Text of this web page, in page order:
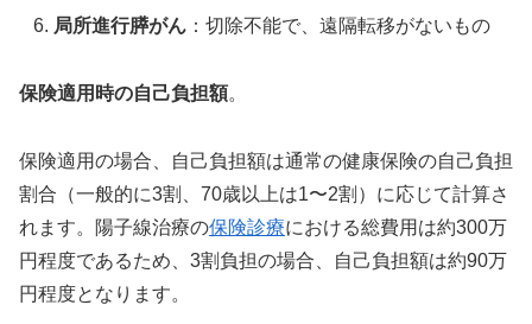
局所進行膵がん ：切除不能で、遠隔転移がないもの
保険適用時の自己負担額。
保険適用の場合、自己負担額は通常の健康保険の自己負担
割合（一般的に3割、70歳以上は1〜2割）に応じて計算さ
れます。陽子線治療の保険診療における総費用は約300万
円程度であるため、3割負担の場合、自己負担額は約90万
円程度となります。